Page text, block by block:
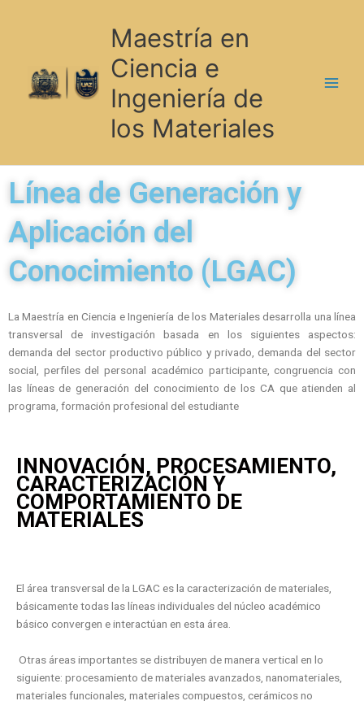
Maestría en
Ciencia e
Ingeniería de
los Materiales
Línea de Generación y
Aplicación del
Conocimiento (LGAC)
La Maestría en Ciencia e Ingeniería de los Materiales desarrolla una línea
transversal de investigación basada en los siguientes aspectos:
demanda del sector productivo público y privado, demanda del sector
social, perfiles del personal académico participante, congruencia con
las líneas de generación del conocimiento de los CA que atienden al
programa, formación profesional del estudiante
INNOVACIÓN, PROCESAMIENTO,
CARACTERIZACIÓN Y
COMPORTAMIENTO DE
MATERIALES
El área transversal de la LGAC es la caracterización de materiales,
básicamente todas las líneas individuales del núcleo académico
básico convergen e interactúan en esta área.
Otras áreas importantes se distribuyen de manera vertical en lo
siguiente: procesamiento de materiales avanzados, nanomateriales,
materiales funcionales, materiales compuestos, cerámicos no